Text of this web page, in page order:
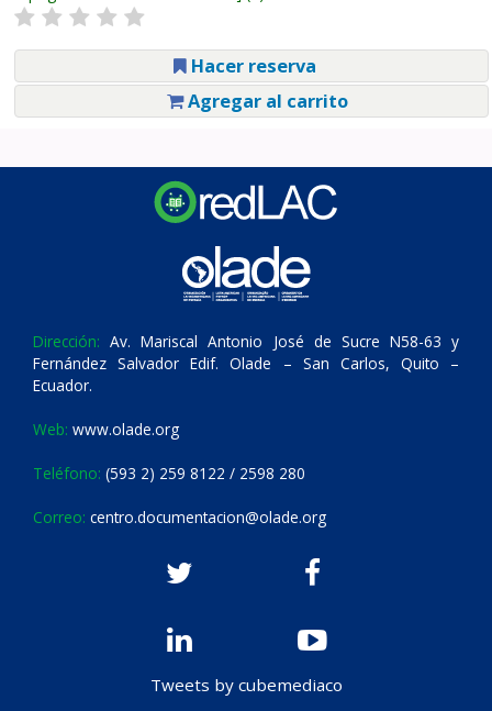
Hacer reserva
Agregar al carrito
Dirección: Av. Mariscal Antonio José de Sucre N58-63 y
Fernández Salvador Edif. Olade – San Carlos, Quito –
Ecuador.
Web: www.olade.org
Teléfono: (593 2) 259 8122 / 2598 280
Correo: centro.documentacion@olade.org
Tweets by cubemediaco